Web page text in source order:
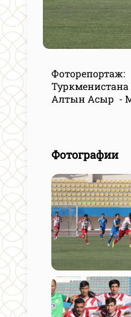
Туркменистана
Алтын Асыр -
Фотографии